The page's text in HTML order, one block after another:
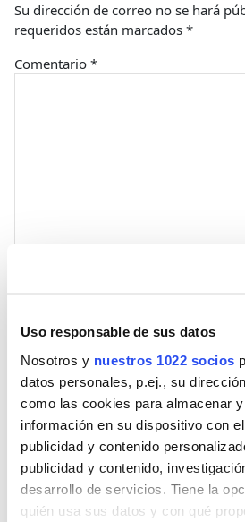
Uso responsable de sus datos
Nosotros y nuestros 1022 socios
datos personales, p.ej., su
como las cookies para almacenar
información en su dispositivo con
publicidad y contenido
publicidad y contenido,
desarrollo de servicios. Tiene la
quién usa sus datos y con qué
Su dirección de correo no se hará
requeridos están marcados *
Comentario *
Correo
Sitio web